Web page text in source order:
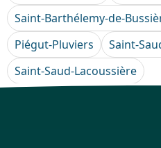
Saint-Barthélemy-de-
Piégut-Pluviers
Saint-
Saint-Saud-Lacoussière